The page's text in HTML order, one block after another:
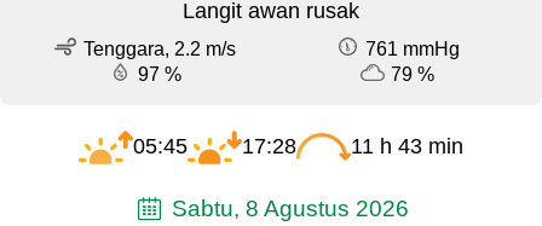
Langit awan rusak
Tenggara, 2.2 m/s
761 mmHg
97 %
79 %
05:45 17:28 11 h 43 min
Sabtu, 8 Agustus 2026